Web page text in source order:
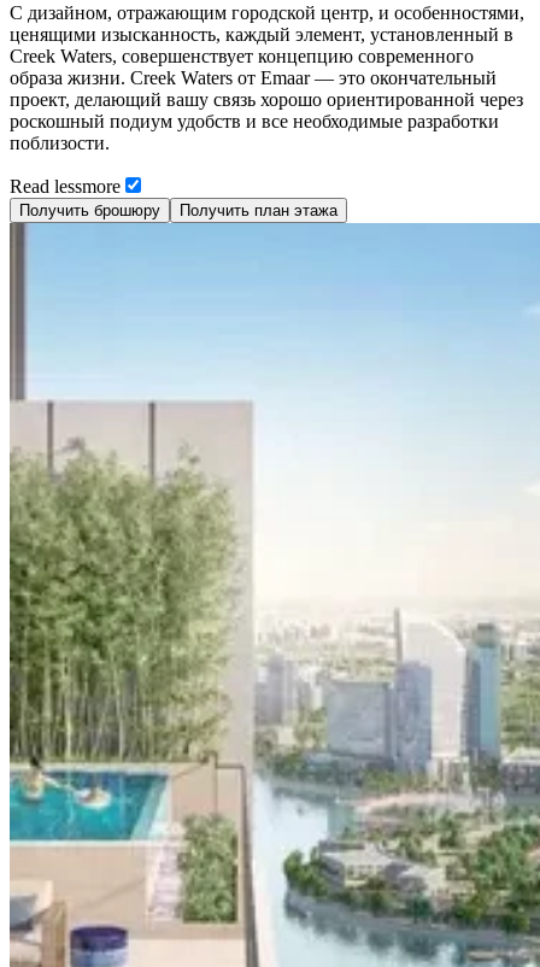
С дизайном, отражающим городской центр, и особенностями,
ценящими изысканность, каждый элемент, установленный в
Creek Waters, совершенствует концепцию современного
образа жизни. Creek Waters от Emaar — это окончательный
проект, делающий вашу связь хорошо ориентированной через
роскошный подиум удобств и все необходимые разработки
поблизости.
Read lessmore
Получить брошюру Получить план этажа